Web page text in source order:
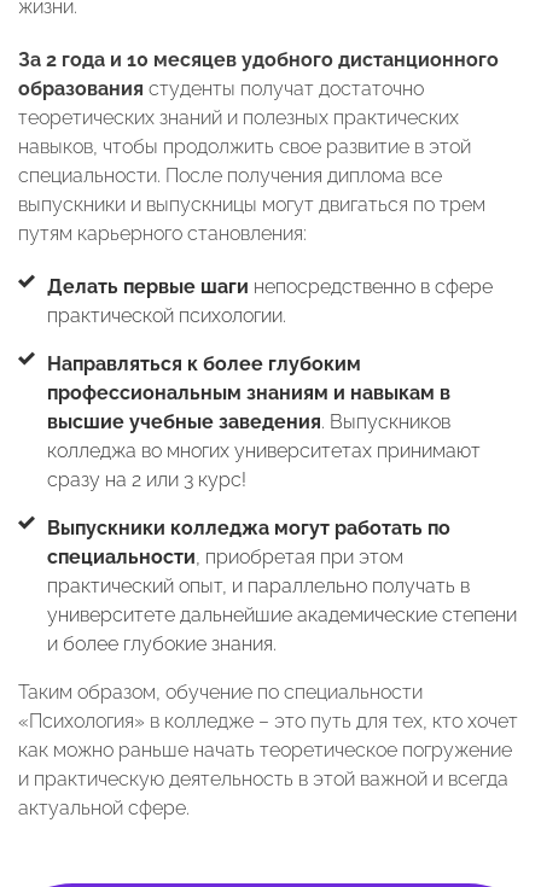
жизни.
За 2 года и 10 месяцев удобного дистанционного
образования студенты получат достаточно
теоретических знаний и полезных практических
навыков, чтобы продолжить свое развитие в этой
специальности. После получения диплома все
выпускники и выпускницы могут двигаться по трем
путям карьерного становления:
Делать первые шаги непосредственно в сфере
практической психологии.
Направляться к более глубоким
профессиональным знаниям и навыкам в
высшие учебные заведения. Выпускников
колледжа во многих университетах принимают
сразу на 2 или 3 курс!
Выпускники колледжа могут работать по
специальности, приобретая при этом
практический опыт, и параллельно получать в
университете дальнейшие академические степени
и более глубокие знания.
Таким образом, обучение по специальности
«Психология» в колледже – это путь для тех, кто хочет
как можно раньше начать теоретическое погружение
и практическую деятельность в этой важной и всегда
актуальной сфере.